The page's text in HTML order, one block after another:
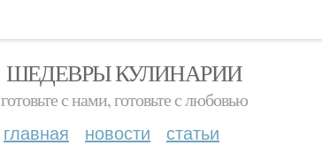
ШЕДЕВРЫ КУЛИНАРИИ
готовьте с нами, готовьте с любовью
главная новости статьи